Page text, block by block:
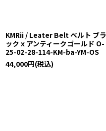
KMRii / Leater Belt ベルト ブラ
ックｘアンティークゴールド O-
25-02-28-114-KM-ba-YM-OS
44,000円(税込)